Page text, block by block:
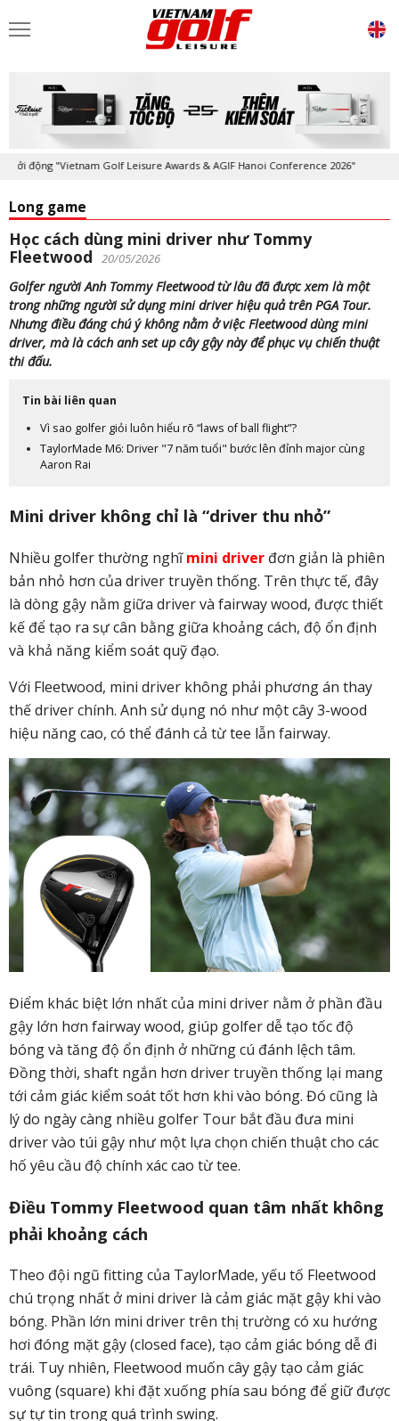
động "Vietnam Golf Leisure Awards & AGIF Hanoi Conference 2026"
Long game
Học cách dùng mini driver như Tommy
Fleetwood
20/05/2026
Golfer người Anh Tommy Fleetwood từ lâu đã được xem là một
trong những người sử dụng mini driver hiệu quả trên PGA Tour.
Nhưng điều đáng chú ý không nằm ở việc Fleetwood dùng mini
driver, mà là cách anh set up cây gậy này để phục vụ chiến thuật
thi đấu.
Tin bài liên quan
Vì sao golfer giỏi luôn hiểu rõ “laws of ball flight”?
TaylorMade M6: Driver "7 năm tuổi" bước lên đỉnh major cùng
Aaron Rai
Mini driver không chỉ là “driver thu nhỏ”
Nhiều golfer thường nghĩmini driver đơn giản là phiên
bản nhỏ hơn của driver truyền thống. Trên thực tế, đây
là dòng gậy nằm giữa driver và fairway wood, được thiết
kế để tạo ra sự cân bằng giữa khoảng cách, độ ổn định
và khả năng kiểm soát quỹ đạo.
Với Fleetwood, mini driver không phải phương án thay
thế driver chính. Anh sử dụng nó như một cây 3-wood
hiệu năng cao, có thể đánh cả từ tee lẫn fairway.
Điểm khác biệt lớn nhất của mini driver nằm ở phần đầu
gậy lớn hơn fairway wood, giúp golfer dễ tạo tốc độ
bóng và tăng độ ổn định ở những cú đánh lệch tâm.
Đồng thời, shaft ngắn hơn driver truyền thống lại mang
tới cảm giác kiểm soát tốt hơn khi vào bóng. Đó cũng là
lý do ngày càng nhiều golfer Tour bắt đầu đưa mini
driver vào túi gậy như một lựa chọn chiến thuật cho các
hố yêu cầu độ chính xác cao từ tee.
Điều Tommy Fleetwood quan tâm nhất không
phải khoảng cách
Theo đội ngũ fitting của TaylorMade, yếu tố Fleetwood
chú trọng nhất ở mini driver là cảm giác mặt gậy khi vào
bóng. Phần lớn mini driver trên thị trường có xu hướng
hơi đóng mặt gậy (closed face), tạo cảm giác bóng dễ đi
trái. Tuy nhiên, Fleetwood muốn cây gậy tạo cảm giác
vuông (square) khi đặt xuống phía sau bóng để giữ được
sự tự tin trong quá trình swing.